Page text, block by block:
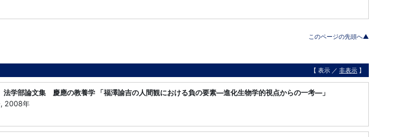
このページの先頭へ▲
【 表示 ／ 非表示 】
学部論文集 慶應の教養学 「福澤諭吉の人間観における負の要素―進化生物学的視点からの一考―」
2008年